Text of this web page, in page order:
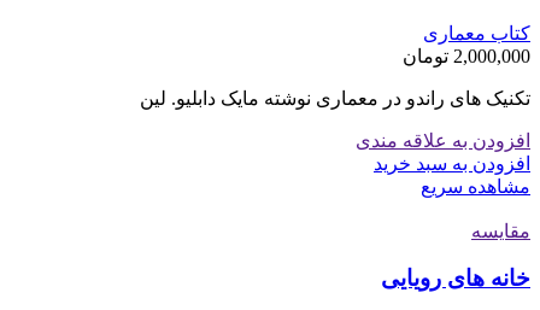
کتاب معماری
2,000,000 تومان
تکنیک های راندو در معماری نوشته مایک دابلیو. لین
افزودن به علاقه مندی
افزودن به سبد خرید
مشاهده سریع
مقایسه
خانه های رویایی